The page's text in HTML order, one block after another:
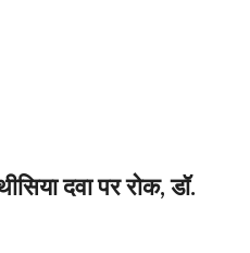
दवा पर रोक, डॉ.